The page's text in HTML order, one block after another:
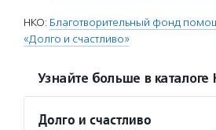
НКО: Благотворительный фонд
«Долго и счастливо»
Узнайте больше в каталоге
Долго и счастливо